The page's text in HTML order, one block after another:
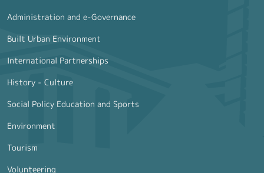
Administration and e-Governance
Built Urban Environment
International Partnerships
History - Culture
Social Policy Education and Sports
Environment
Tourism
Volunteering